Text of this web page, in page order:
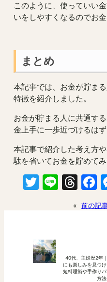
このように、使っていい
いをしやすくなるのでお
まとめ
本記事では、お金が貯ま
特徴を紹介しました。
お金が貯まる人に共通す
金上手に一歩近づけるはず
本記事で紹介した考え方
駄を省いてお金を貯めてみ
Twitter
Line
« 前の記
40代、主婦歴2年
にも楽しみを見つ
短料理術や手作り
方法